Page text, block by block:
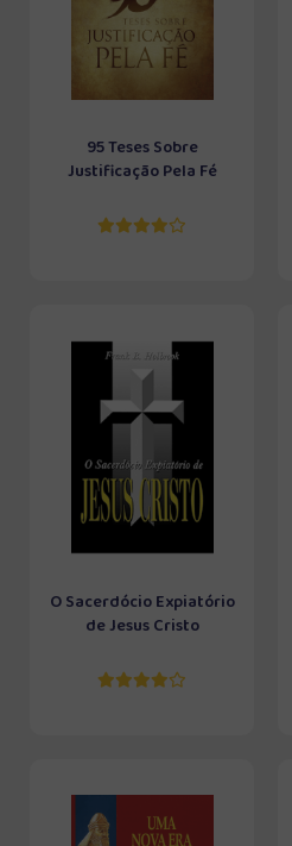
95 Teses Sobre
Justificação Pela Fé
O Sacerdócio Expiatório
de Jesus Cristo